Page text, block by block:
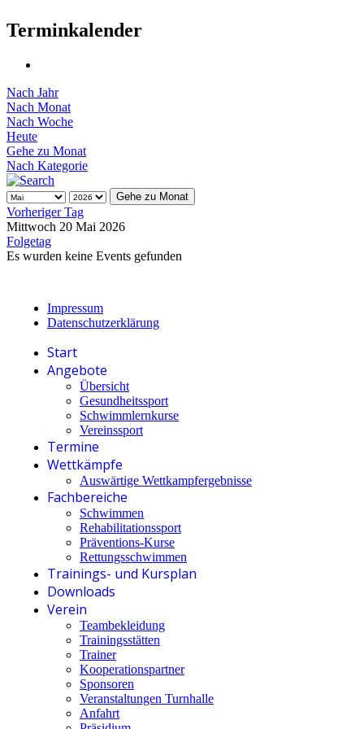
Terminkalender
Nach Jahr
Nach Monat
Nach Woche
Heute
Gehe zu Monat
Nach Kategorie
Gehe zu Monat
Vorheriger Tag
Mittwoch 20 Mai 2026
Folgetag
Es wurden keine Events gefunden
Impressum
Datenschutzerklärung
Start
Angebote
Übersicht
Gesundheitssport
Schwimmlernkurse
Vereinssport
Termine
Wettkämpfe
Auswärtige Wettkampfergebnisse
Fachbereiche
Schwimmen
Rehabilitationssport
Präventions-Kurse
Rettungsschwimmen
Trainings- und Kursplan
Downloads
Verein
Teambekleidung
Trainingsstätten
Trainer
Kooperationspartner
Sponsoren
Veranstaltungen Turnhalle
Anfahrt